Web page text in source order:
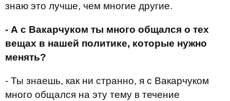
знаю это лучше, чем многие другие.
- А с Вакарчуком ты много общался о тех
вещах в нашей политике, которые нужно
менять?
- Ты знаешь, как ни странно, я с Вакарчуком
много общался на эту тему в течение